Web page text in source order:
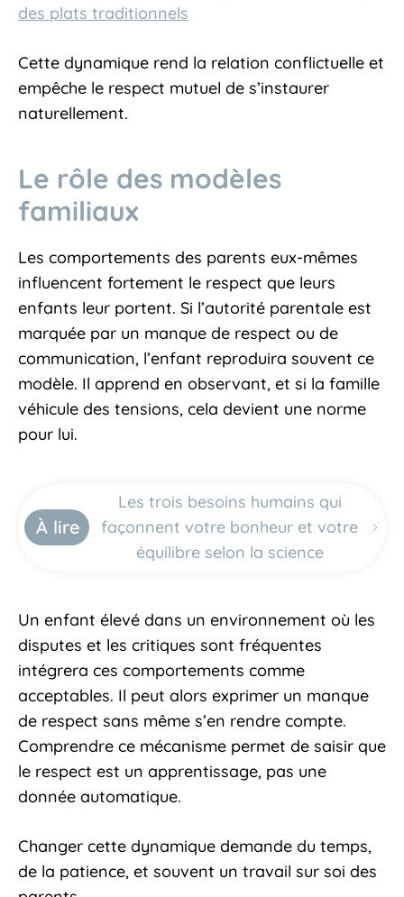
des plats traditionnels
Cette dynamique rend la relation conflictuelle et
empêche le respect mutuel de s’instaurer
naturellement.
Le rôle des modèles
familiaux
Les comportements des parents eux-mêmes
influencent fortement le respect que leurs
enfants leur portent. Si l’autorité parentale est
marquée par un manque de respect ou de
communication, l’enfant reproduira souvent ce
modèle. Il apprend en observant, et si la famille
véhicule des tensions, cela devient une norme
pour lui.
À lire
Les trois besoins humains qui
façonnent votre bonheur et votre
équilibre selon la science
Un enfant élevé dans un environnement où les
disputes et les critiques sont fréquentes
intégrera ces comportements comme
acceptables. Il peut alors exprimer un manque
de respect sans même s’en rendre compte.
Comprendre ce mécanisme permet de saisir que
le respect est un apprentissage, pas une
donnée automatique.
Changer cette dynamique demande du temps,
de la patience, et souvent un travail sur soi des